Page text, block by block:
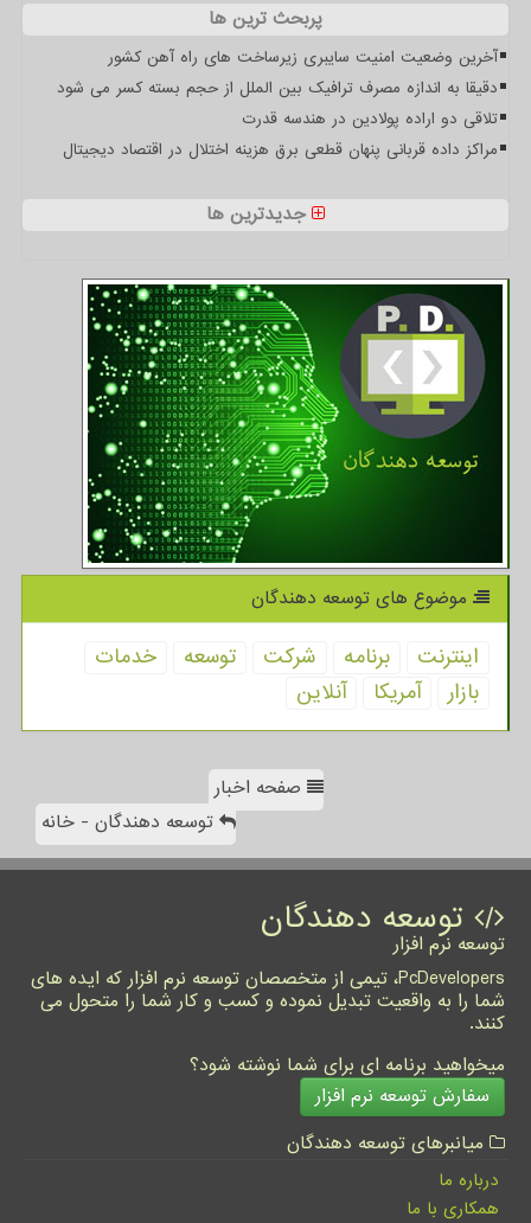
پربحث ترین ها
آخرین وضعیت امنیت سایبری زیرساخت های راه آهن کشور
دقیقا به اندازه مصرف ترافیک بین الملل از حجم بسته کسر می شود
تلاقی دو اراده پولادین در هندسه قدرت
مراکز داده قربانی پنهان قطعی برق هزینه اختلال در اقتصاد دیجیتال
جدیدترین ها
موضوع های توسعه دهندگان
اینترنت برنامه شركت توسعه
خدمات
بازار
آمریكا آنلاین
صفحه اخبار
توسعه دهندگان - خانه
توسعه دهندگان
توسعه نرم افزار
PcDevelopers، تیمی از متخصصان توسعه نرم افزار که ایده های
شما را به واقعیت تبدیل نموده و کسب و کار شما را متحول می
کنند.
میخواهید برنامه ای برای شما نوشته شود؟
سفارش توسعه نرم افزار
میانبرهای توسعه دهندگان
درباره ما
همکاری با ما